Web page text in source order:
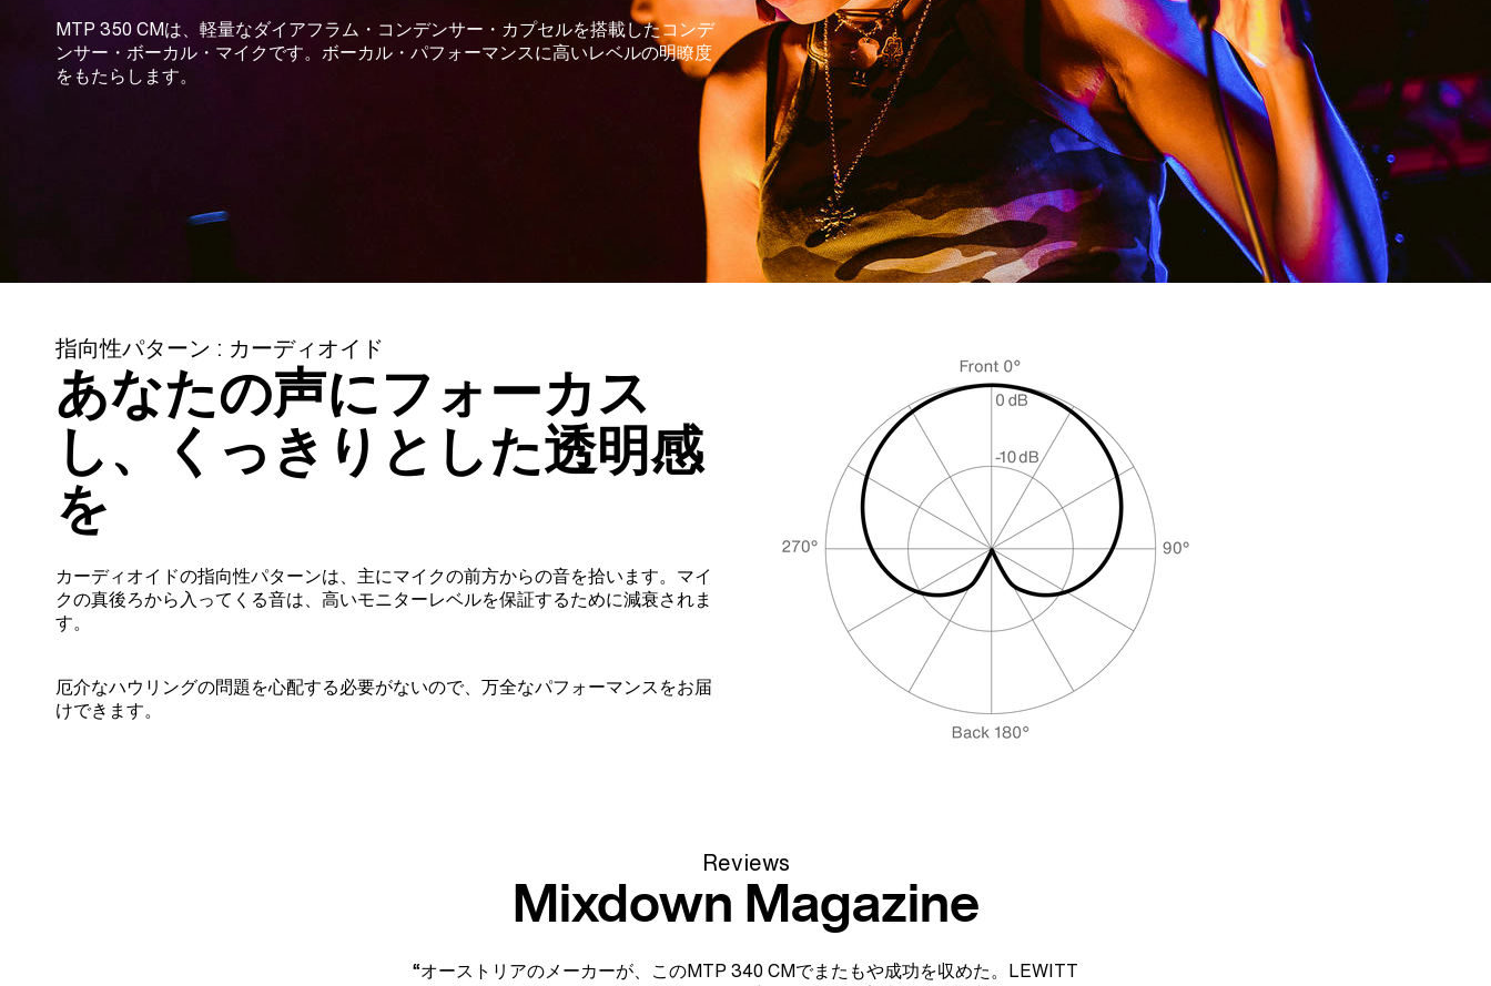
MTP 350 CMは、軽量なダイアフラム・コンデンサー・カプセルを搭載したコンデ
ンサー・ボーカル・マイクです。ボーカル・パフォーマンスに高いレベルの明瞭度
をもたらします。
指向性パターン : カーディオイド
あなたの声にフォーカス
し、くっきりとした透明感
を
カーディオイドの指向性パターンは、主にマイクの前方からの音を拾います。マイ
クの真後ろから入ってくる音は、高いモニターレベルを保証するために減衰されま
す。
厄介なハウリングの問題を心配する必要がないので、万全なパフォーマンスをお届
けできます。
Reviews
Mixdown Magazine
“オーストリアのメーカーが、このMTP 340 CMでまたもや成功を収めた。LEWITT